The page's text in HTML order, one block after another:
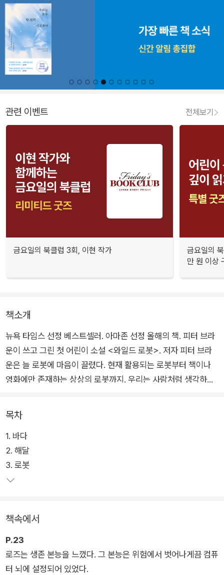
관련 이벤트 전체보기
금요일의 북클럽 3회, 이현 작가
금요일의
만 원 이상
책소개
뉴욕 타임스 선정 베스트셀러. 아마존 선정 올해의 책. 피터 브라
운이 쓰고 그린 첫 어린이 소설 <와일드 로봇>. 저자 피터 브라
운은 늘 로봇에 마음이 끌렸다. 현재 활용되는 로봇부터 책이나
영화에만 존재하는 상상의 로봇까지. 우리는 사람처럼 생각하고
대가 온다면 인간은 대체 무엇을 하면서 살아갈까?
또한 저자는 야생의 삶에도 관심이 많았다. 어릴 적부터 강과 숲
을 탐험하며 동물들의 행동을 관찰했다. 본능을 따르며 판에 박힌
일상을 보내는 동물들이 때때로 로봇처럼 보이기도 했단다. 그렇
게 로봇과 야생 동물이 비슷한 구석이 있다는 걸 발견한다. 로봇
이러한 의문을 품은 이야기가 야생의 아름답고 경이로운 배경으
로 펼쳐진다. 로봇과 새끼 기러기의 가족애, 로봇과 야생 동물들
의 우정을 그린 작가의 상상력에 우리는 매료될 수밖에 없다. 피
목차
1. 바다
2. 해달
3. 로봇
책속에서
P.23
로즈는 생존 본능을 느꼈다. 그 본능은 위험에서 벗어나게끔 컴퓨
터 뇌에 설정되어 있었다.